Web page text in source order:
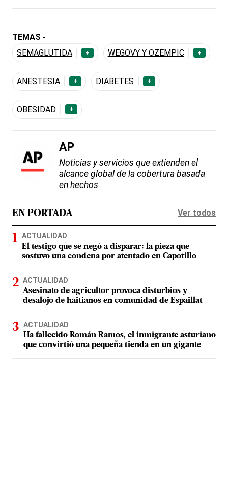
TEMAS -
SEMAGLUTIDA
+ WEGOVY Y OZEMPIC +
ANESTESIA + DIABETES +
OBESIDAD +
AP
Noticias y servicios que extienden el
alcance global de la cobertura basada
en hechos
EN PORTADA Ver todos
ACTUALIDAD
El testigo que se negó a disparar: la pieza que
sostuvo una condena por atentado en Capotillo
ACTUALIDAD
Asesinato de agricultor provoca disturbios y
desalojo de haitianos en comunidad de Espaillat
ACTUALIDAD
Ha fallecido Román Ramos, el inmigrante asturiano
que convirtió una pequeña tienda en un gigante